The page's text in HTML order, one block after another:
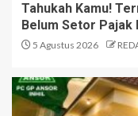
Tahukah Kamu!
Belum Setor
5 Agustus 2026